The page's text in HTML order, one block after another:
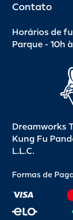
Contato
Horários de
Parque - 10h
Dreamworks
Kung Fu
L.L.C.
Formas de